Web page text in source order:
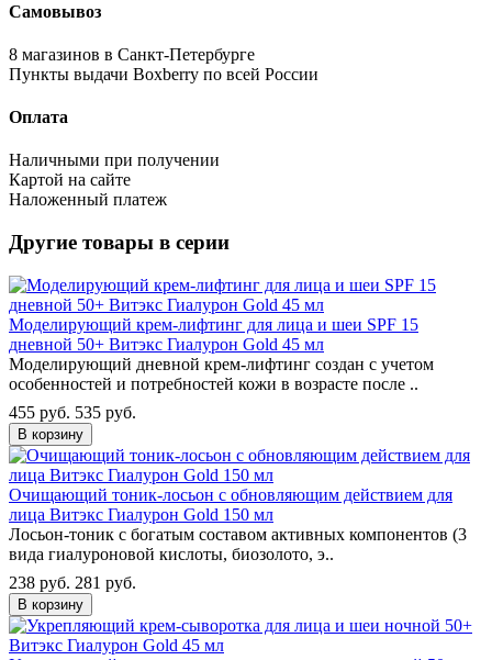
Самовывоз
8 магазинов в Санкт-Петербурге
Пункты выдачи Boxberry по всей России
Оплата
Наличными при получении
Картой на сайте
Наложенный платеж
Другие товары в серии
Моделирующий крем-лифтинг для лица и шеи SPF 15
дневной 50+ Витэкс Гиалурон Gold 45 мл
Моделирующий дневной крем-лифтинг создан с учетом
особенностей и потребностей кожи в возрасте после ..
455 руб. 535 руб.
В корзину
Очищающий тоник-лосьон с обновляющим действием для
лица Витэкс Гиалурон Gold 150 мл
Лосьон-тоник с богатым составом активных компонентов (3
вида гиалуроновой кислоты, биозолото, э..
238 руб. 281 руб.
В корзину